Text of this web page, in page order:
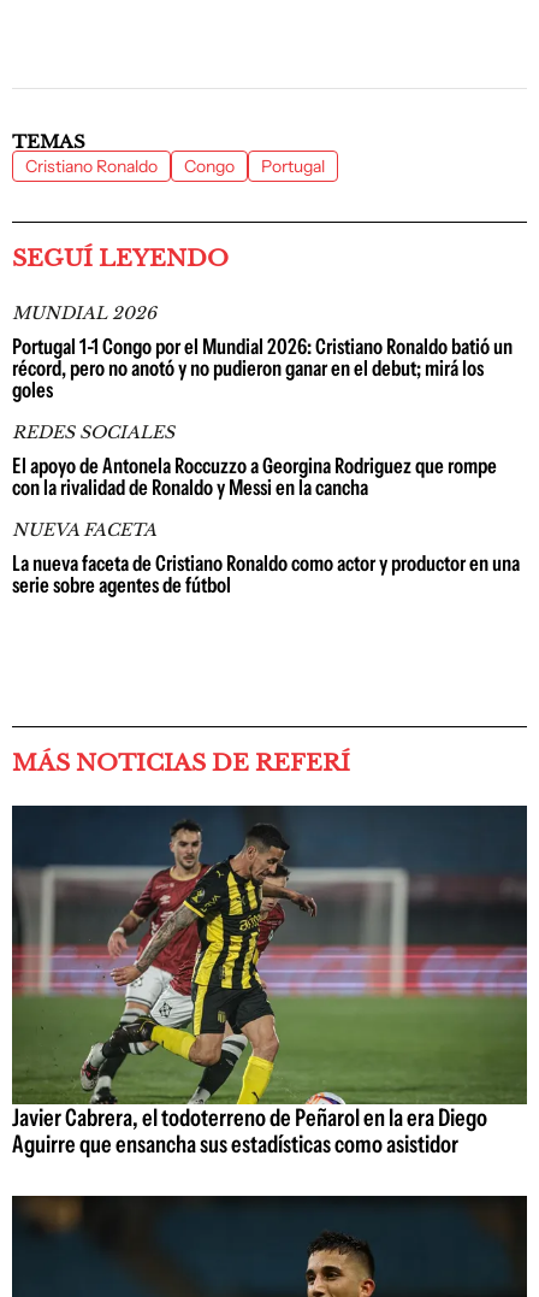
TEMAS
Cristiano Ronaldo Congo Portugal
SEGUÍ LEYENDO
MUNDIAL 2026
Portugal 1-1 Congo por el Mundial 2026: Cristiano Ronaldo batió un
récord, pero no anotó y no pudieron ganar en el debut; mirá los
goles
REDES SOCIALES
El apoyo de Antonela Roccuzzo a Georgina Rodriguez que rompe
con la rivalidad de Ronaldo y Messi en la cancha
NUEVA FACETA
La nueva faceta de Cristiano Ronaldo como actor y productor en una
serie sobre agentes de fútbol
MÁS NOTICIAS DE REFERÍ
Javier Cabrera, el todoterreno de Peñarol en la era Diego
Aguirre que ensancha sus estadísticas como asistidor